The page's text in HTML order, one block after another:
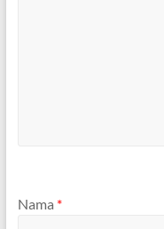
Nama *